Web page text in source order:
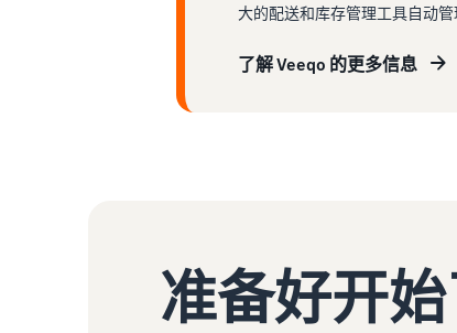
大的配送和库存管理工具自动管
了解 Veeqo 的更多信息
准备好开始